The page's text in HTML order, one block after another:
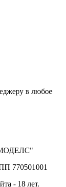
в любое
770501001
- 18 лет.